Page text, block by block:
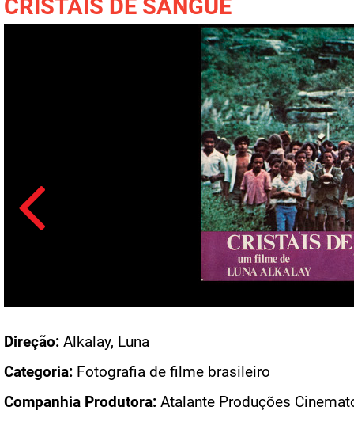
CRISTAIS DE SANGUE
Direção: Alkalay, Luna
Categoria: Fotografia de filme brasileiro
Companhia Produtora: Atalante Produções